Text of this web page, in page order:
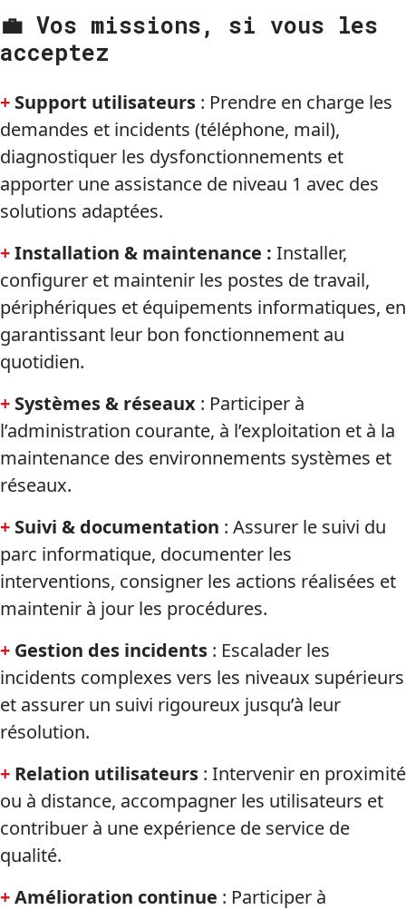
💼 Vos missions, si vous les
acceptez
+ Support utilisateurs : Prendre en charge les
demandes et incidents (téléphone, mail),
diagnostiquer les dysfonctionnements et
apporter une assistance de niveau 1 avec des
solutions adaptées.
+Installation & maintenance : Installer,
configurer et maintenir les postes de travail,
périphériques et équipements informatiques, en
garantissant leur bon fonctionnement au
quotidien.
+ Systèmes & réseaux : Participer à
l’administration courante, à l’exploitation et à la
maintenance des environnements systèmes et
réseaux.
+ Suivi & documentation : Assurer le suivi du
parc informatique, documenter les
interventions, consigner les actions réalisées et
maintenir à jour les procédures.
+ Gestion des incidents : Escalader les
incidents complexes vers les niveaux supérieurs
et assurer un suivi rigoureux jusqu’à leur
résolution.
+ Relation utilisateurs : Intervenir en proximité
ou à distance, accompagner les utilisateurs et
contribuer à une expérience de service de
qualité.
+Amélioration continue : Participer à